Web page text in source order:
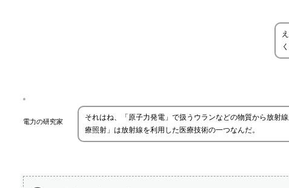
電力の研究家
それはね、「原子力発電」で扱うウランなどの物質から放射
療照射」は放射線を利用した医療技術の一つなんだ。